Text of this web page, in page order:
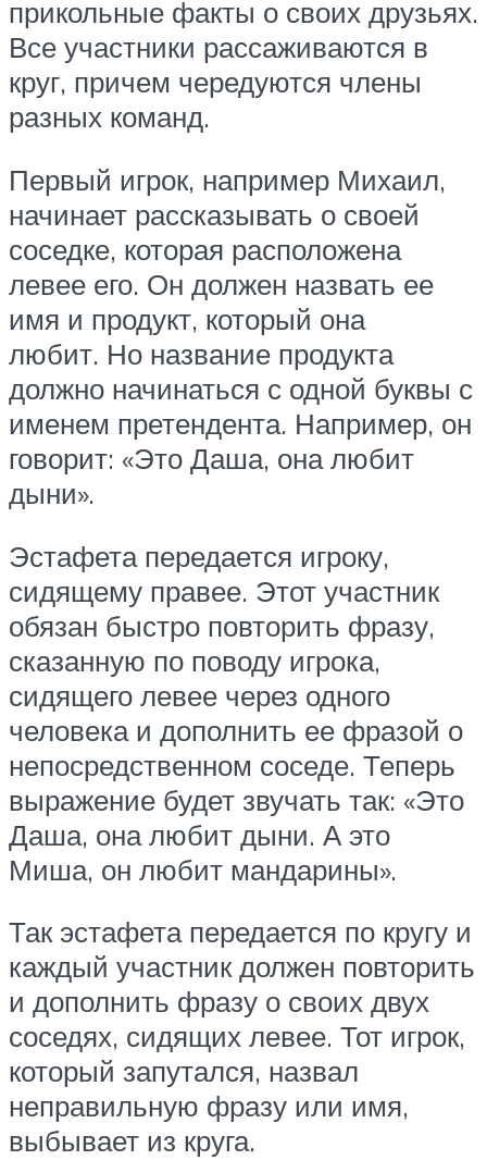
прикольные факты о своих друзьях.
Все участники рассаживаются в
круг, причем чередуются члены
разных команд.
Первый игрок, например Михаил,
начинает рассказывать о своей
соседке, которая расположена
левее его. Он должен назвать ее
имя и продукт, который она
любит. Но название продукта
должно начинаться с одной буквы с
именем претендента. Например, он
говорит: «Это Даша, она любит
дыни».
Эстафета передается игроку,
сидящему правее. Этот участник
обязан быстро повторить фразу,
сказанную по поводу игрока,
сидящего левее через одного
человека и дополнить ее фразой о
непосредственном соседе. Теперь
выражение будет звучать так: «Это
Даша, она любит дыни. А это
Миша, он любит мандарины».
Так эстафета передается по кругу и
каждый участник должен повторить
и дополнить фразу о своих двух
соседях, сидящих левее. Тот игрок,
который запутался, назвал
неправильную фразу или имя,
выбывает из круга.